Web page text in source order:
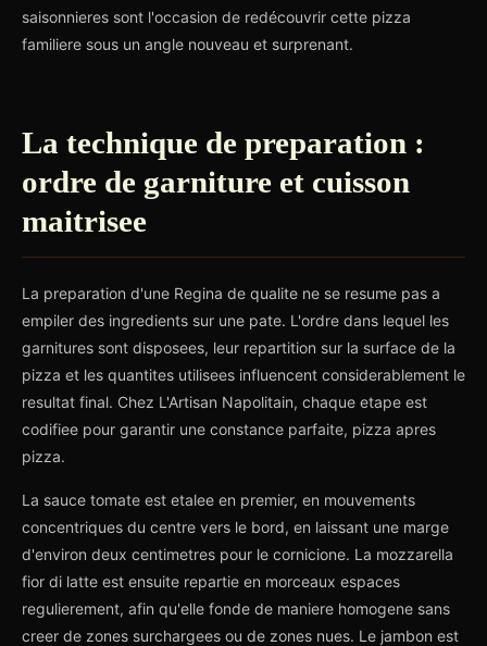
saisonnieres sont l'occasion de redécouvrir cette pizza
familiere sous un angle nouveau et surprenant.
La technique de preparation :
ordre de garniture et cuisson
maitrisee
La preparation d'une Regina de qualite ne se resume pas a
empiler des ingredients sur une pate. L'ordre dans lequel les
garnitures sont disposees, leur repartition sur la surface de la
pizza et les quantites utilisees influencent considerablement le
resultat final. Chez L'Artisan Napolitain, chaque etape est
codifiee pour garantir une constance parfaite, pizza apres
pizza.
La sauce tomate est etalee en premier, en mouvements
concentriques du centre vers le bord, en laissant une marge
d'environ deux centimetres pour le cornicione. La mozzarella
fior di latte est ensuite repartie en morceaux espaces
regulierement, afin qu'elle fonde de maniere homogene sans
creer de zones surchargees ou de zones nues. Le jambon est